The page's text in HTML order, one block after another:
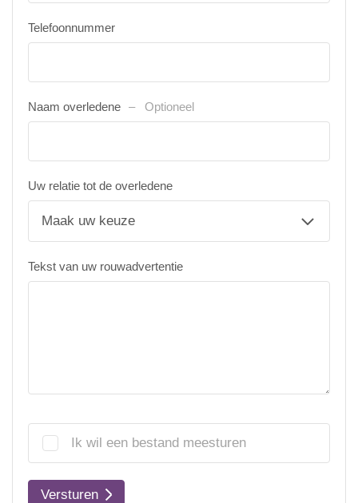
Telefoonnummer
Naam overledene Optioneel
Uw relatie tot de overledene
Tekst van uw rouwadvertentie
Ik wil een bestand meesturen
Versturen